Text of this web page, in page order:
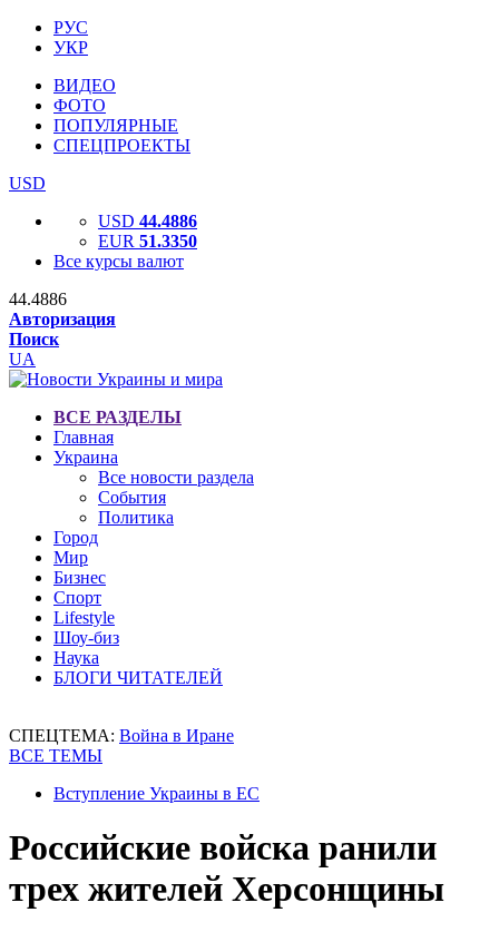
РУС
УКР
ВИДЕО
ФОТО
ПОПУЛЯРНЫЕ
СПЕЦПРОЕКТЫ
USD
USD 44.4886
EUR 51.3350
Все курсы валют
44.4886
Авторизация
Поиск
UA
ВСЕ РАЗДЕЛЫ
Главная
Украина
Все новости раздела
События
Политика
Город
Мир
Бизнес
Спорт
Lifestyle
Шоу-биз
Наука
БЛОГИ ЧИТАТЕЛЕЙ
СПЕЦТЕМА: Война в Иране
ВСЕ ТЕМЫ
Вступление Украины в ЕС
Российские войска ранили
трех жителей Херсонщины